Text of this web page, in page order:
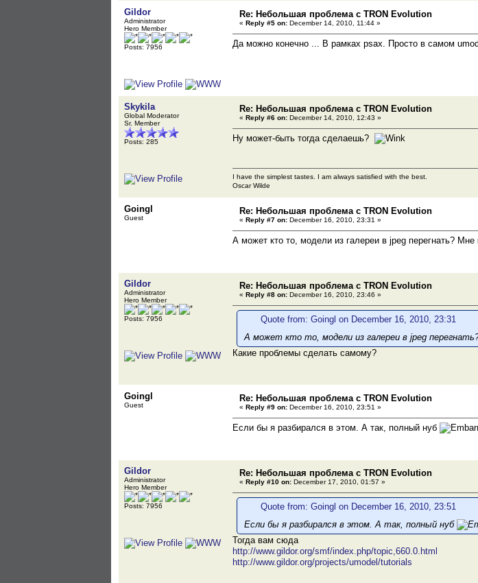
Gildor
Administrator
Hero Member
Posts: 7956
Re: Небольшая проблема с TRON Evolution
« Reply #5 on: December 14, 2010, 11:44 »
Да можно конечно ... В рамках psax. Просто в самом
Skykila
Global Moderator
Sr. Member
Posts: 285
Re: Небольшая проблема с TRON Evolution
« Reply #6 on: December 14, 2010, 12:43 »
Ну может-быть тогда сделаешь?
I have the simplest tastes. I am always satisfied with the best.
Oscar Wilde
Goingl
Guest
Re: Небольшая проблема с TRON Evolution
« Reply #7 on: December 16, 2010, 23:31 »
А может кто то, модели из галереи в jpeg перегнать?
Gildor
Administrator
Hero Member
Posts: 7956
Re: Небольшая проблема с TRON Evolution
« Reply #8 on: December 16, 2010, 23:46 »
Quote from: Goingl on December 16, 2010, 23:31
А может кто то, модели из галереи в jpeg
Какие проблемы сделать самому?
Goingl
Guest
Re: Небольшая проблема с TRON Evolution
« Reply #9 on: December 16, 2010, 23:51 »
Если бы я разбирался в этом. А так, полный нуб
Gildor
Administrator
Hero Member
Posts: 7956
Re: Небольшая проблема с TRON Evolution
« Reply #10 on: December 17, 2010, 01:57 »
Quote from: Goingl on December 16, 2010, 23:51
Если бы я разбирался в этом. А так, полный нуб
Тогда вам сюда
http://www.gildor.org/smf/index.php/topic,660.0.html
http://www.gildor.org/projects/umodel/tutorials